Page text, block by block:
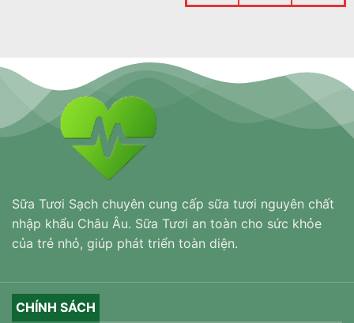
Sữa Tươi Sạch chuyên cung cấp sữa tươi nguyên chất
nhập khẩu Châu Âu. Sữa Tươi an toàn cho sức khỏe
của trẻ nhỏ, giúp phát triển toàn diện.
CHÍNH SÁCH